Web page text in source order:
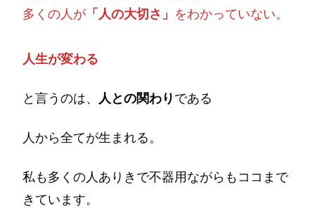
多くの人が 「人の大切さ」 をわかっていない。
人生が変わる
と言うのは、 人との関わりである
人から全てが生まれる。
私も多くの人ありきで不器用ながらもココまで
きています。